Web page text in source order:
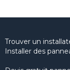
Trouver un
Installer des